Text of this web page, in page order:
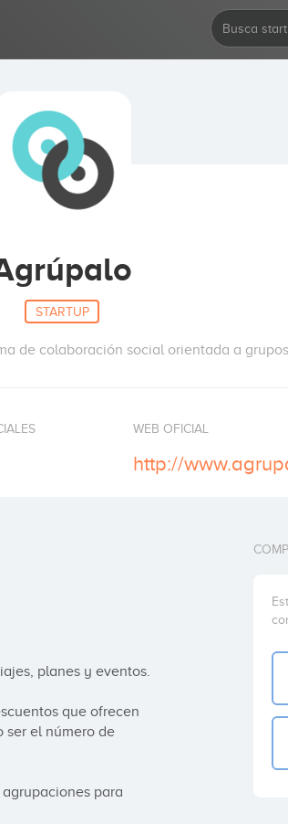
STARTUP
de colaboración social orientada a grupos
WEB OFICIAL
http://
planes y eventos.
que ofrecen
ser el número de
para